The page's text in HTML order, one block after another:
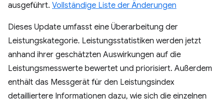
ausgeführt. Vollständige Liste der Änderungen
Dieses Update umfasst eine Überarbeitung der
Leistungskategorie. Leistungsstatistiken werden jetzt
anhand ihrer geschätzten Auswirkungen auf die
Leistungsmesswerte bewertet und priorisiert. Außerdem
enthält das Messgerät für den Leistungsindex
detailliertere Informationen dazu, wie sich die einzelnen